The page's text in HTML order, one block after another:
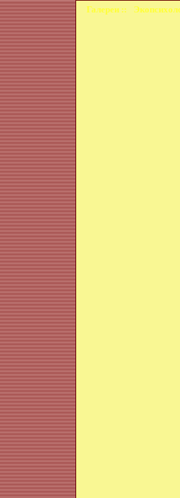
Галереи ::